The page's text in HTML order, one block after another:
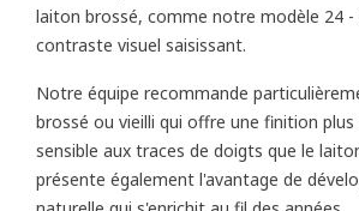
laiton brossé, comme notre modèle 24
contraste visuel saisissant.
Notre équipe recommande
brossé ou vieilli qui offre une finition
sensible aux traces de doigts que le
présente également l'avantage de